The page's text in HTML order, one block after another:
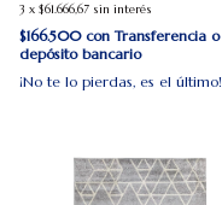
3 x $61.666,67 sin interés
$166.500 con Transferencia o
depósito bancario
¡No te lo pierdas, es el último!